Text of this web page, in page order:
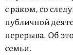
с раком, со
публичной
перерыва. Об
семьи.